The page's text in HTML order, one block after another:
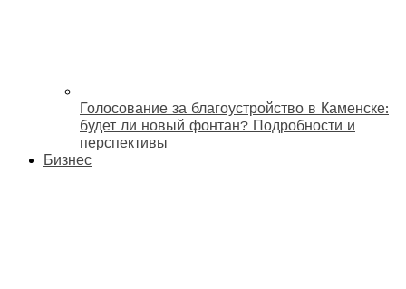
Голосование за благоустройство в Каменске:
будет ли новый фонтан? Подробности и
перспективы
Бизнес